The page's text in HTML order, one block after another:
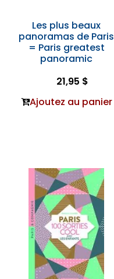
Les plus beaux
panoramas de Paris
= Paris greatest
panoramic
21,95 $
Ajoutez au panier